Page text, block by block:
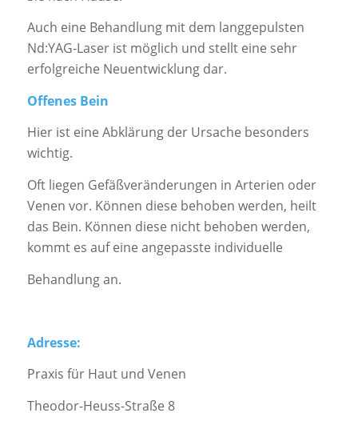
Auch eine Behandlung mit dem langgepulsten
Nd:YAG-Laser ist möglich und stellt eine sehr
erfolgreiche Neuentwicklung dar.
Offenes Bein
Hier ist eine Abklärung der Ursache besonders
wichtig.
Oft liegen Gefäßveränderungen in Arterien oder
Venen vor. Können diese behoben werden, heilt
das Bein. Können diese nicht behoben werden,
kommt es auf eine angepasste individuelle
Behandlung an.
Adresse:
Praxis für Haut und Venen
Theodor-Heuss-Straße 8